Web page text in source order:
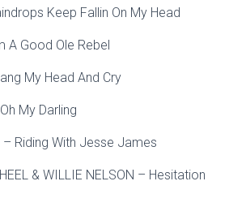
Keep Fallin On My Head
A Good Ole Rebel
My Head And Cry
My Darling
– Riding With Jesse James
& WILLIE NELSON – Hesitation